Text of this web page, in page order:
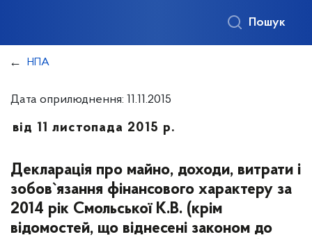
Пошук
НПА
Дата оприлюднення: 11.11.2015
від 11 листопада 2015 р.
Декларація про майно, доходи, витрати і
зобов`язання фінансового характеру за
2014 рік Смольської К.В. (крім
відомостей, що віднесені законом до